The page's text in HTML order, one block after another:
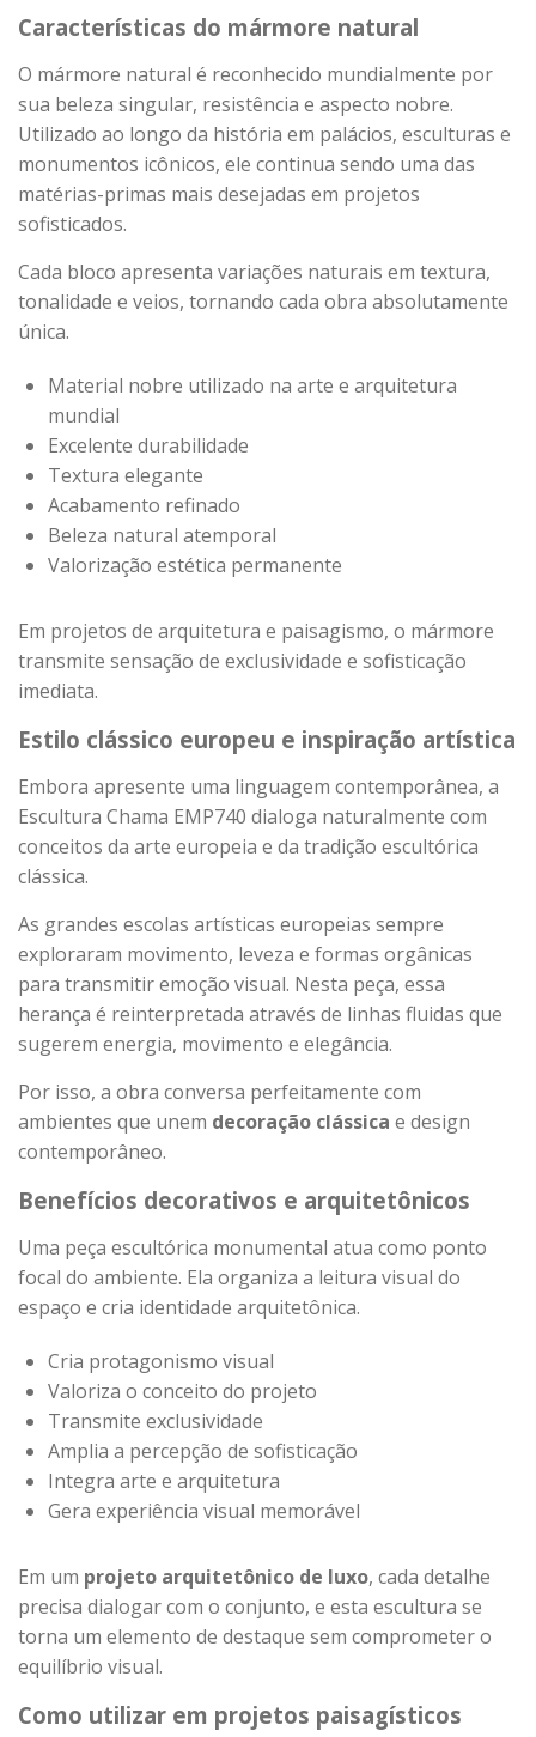
Características do mármore natural
O mármore natural é reconhecido mundialmente por
sua beleza singular, resistência e aspecto nobre.
Utilizado ao longo da história em palácios, esculturas e
monumentos icônicos, ele continua sendo uma das
matérias-primas mais desejadas em projetos
sofisticados.
Cada bloco apresenta variações naturais em textura,
tonalidade e veios, tornando cada obra absolutamente
única.
Material nobre utilizado na arte e arquitetura
mundial
Excelente durabilidade
Textura elegante
Acabamento refinado
Beleza natural atemporal
Valorização estética permanente
Em projetos de arquitetura e paisagismo, o mármore
transmite sensação de exclusividade e sofisticação
imediata.
Estilo clássico europeu e inspiração artística
Embora apresente uma linguagem contemporânea, a
Escultura Chama EMP740 dialoga naturalmente com
conceitos da arte europeia e da tradição escultórica
clássica.
As grandes escolas artísticas europeias sempre
exploraram movimento, leveza e formas orgânicas
para transmitir emoção visual. Nesta peça, essa
herança é reinterpretada através de linhas fluidas que
sugerem energia, movimento e elegância.
Por isso, a obra conversa perfeitamente com
ambientes que unem decoração clássica e design
contemporâneo.
Benefícios decorativos e arquitetônicos
Uma peça escultórica monumental atua como ponto
focal do ambiente. Ela organiza a leitura visual do
espaço e cria identidade arquitetônica.
Cria protagonismo visual
Valoriza o conceito do projeto
Transmite exclusividade
Amplia a percepção de sofisticação
Integra arte e arquitetura
Gera experiência visual memorável
Em um projeto arquitetônico de luxo, cada detalhe
precisa dialogar com o conjunto, e esta escultura se
torna um elemento de destaque sem comprometer o
equilíbrio visual.
Como utilizar em projetos paisagísticos